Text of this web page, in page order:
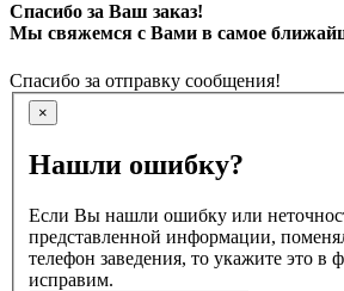
Спасибо за Ваш заказ!
Мы свяжемся с Вами в самое
Спасибо за отправку сообщения!
×
Нашли ошибку?
Если Вы нашли ошибку или
представленной информации,
телефон заведения, то укажите это
исправим.